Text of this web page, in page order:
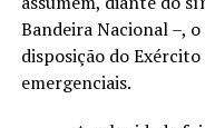
Bandeira Nacional –,
disposição do
emergenciais.